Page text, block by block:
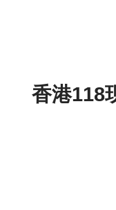
香港118